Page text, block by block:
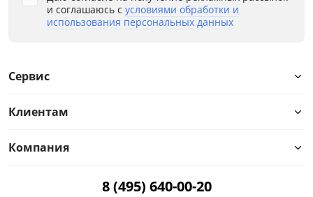
и соглашаюсь с условиями обработки и
использования персональных данных
Сервис
Клиентам
Компания
8 (495) 640-00-20